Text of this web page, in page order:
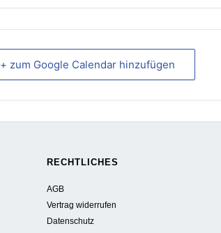
+ zum Google Calendar hinzufügen
RECHTLICHES
AGB
Vertrag widerrufen
Datenschutz